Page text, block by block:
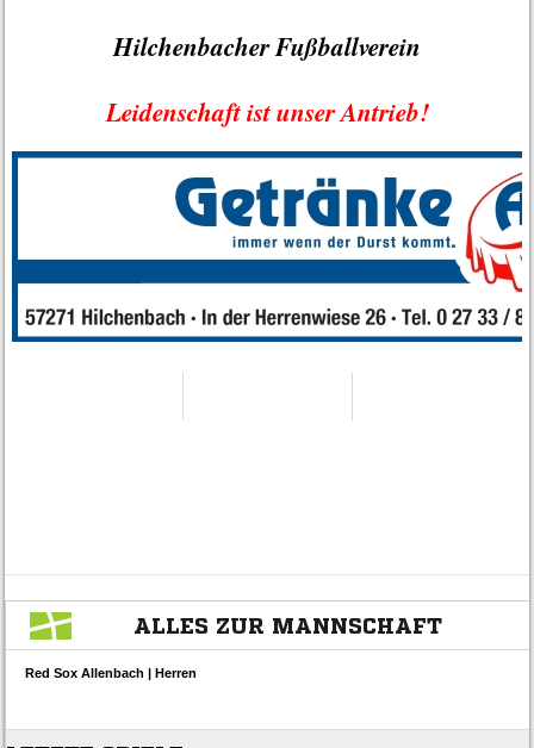
Hilchenbacher Fußballverein
Leidenschaft ist unser Antrieb!